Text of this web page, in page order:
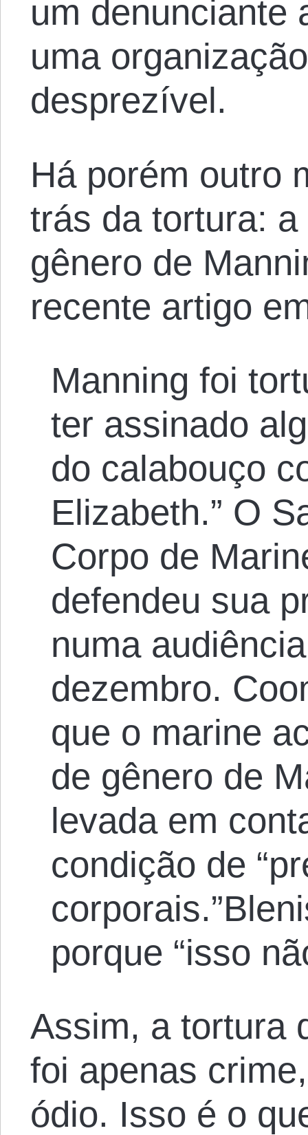
um denunciante
uma
desprezível.
Há porém outro
trás da tortura:
gênero de
recente artigo
Manning foi
ter assinado
do calabouço
Elizabeth.” O
Corpo de
defendeu sua
numa
dezembro.
que o marine
de gênero de
levada em
condição de
porque “isso
Assim, a tortura
foi apenas
ódio. Isso é o